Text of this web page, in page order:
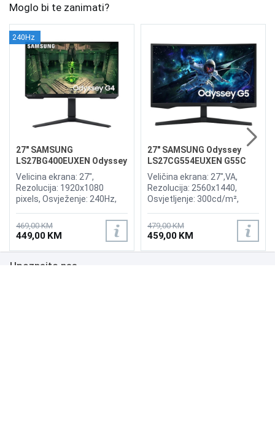
Moglo bi te zanimati?
240Hz
27" SAMSUNG
LS27BG400EUXEN Odyssey
G4 240Hz Display
Velicina ekrana: 27",
Rezolucija: 1920x1080
pixels, Osvježenje: 240Hz,
nVidia G-Sync, Osvjetljenje:
400 cd/m², Vrijeme odziva:
1ms, Priključci: 2xHDMI,
Displayport 1.2
469,00 KM
449,00 KM
27" SAMSUNG Odyssey
LS27CG554EUXEN G55C
165Hz Curved Display
Veličina ekrana: 27",VA,
Rezolucija: 2560x1440,
Osvjetljenje: 300cd/m²,
Osvježenje: 165Hz, AMD
FreeSync Premium Pro,
Priključci: HDMI, DisplayPort
479,00 KM
459,00 KM
Upoznajte nas